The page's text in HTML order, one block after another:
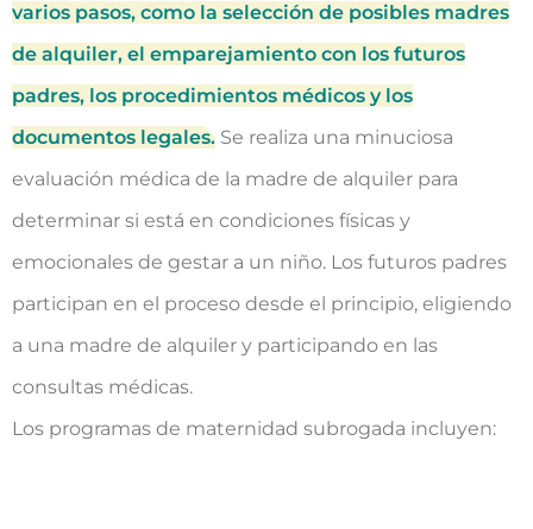
varios pasos, como la selección de posibles madres
de alquiler, el emparejamiento con los futuros
padres, los procedimientos médicos y los
documentos legales. Se realiza una minuciosa
evaluación médica de la madre de alquiler para
determinar si está en condiciones físicas y
emocionales de gestar a un niño. Los futuros padres
participan en el proceso desde el principio, eligiendo
a una madre de alquiler y participando en las
consultas médicas.
Los programas de maternidad subrogada incluyen: